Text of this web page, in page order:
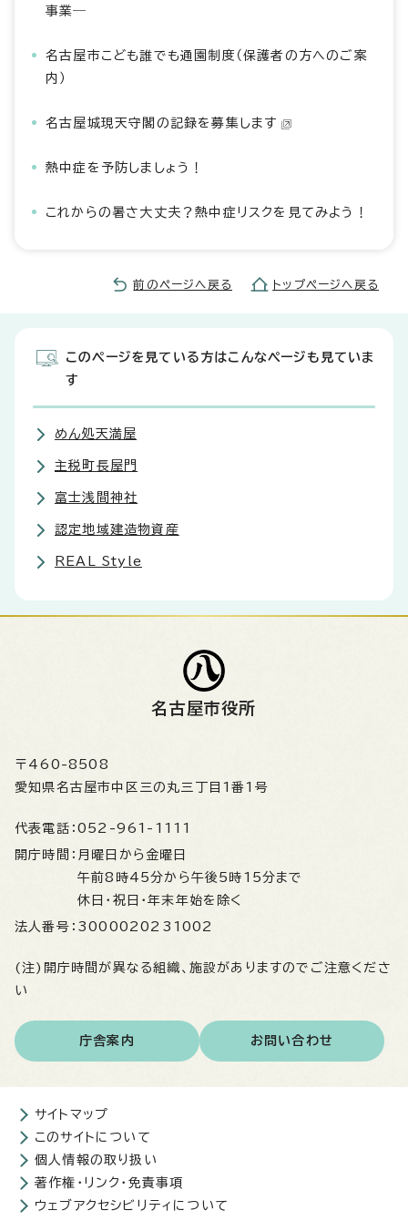
事業―
名古屋市こども誰でも通園制度（保護者の方へのご案
内）
名古屋城現天守閣の記録を募集します
熱中症を予防しましょう！
これからの暑さ大丈夫？熱中症リスクを見てみよう！
前のページへ戻る トップページへ戻る
このページを見ている方はこんなページも見ていま
す
めん処天満屋
主税町長屋門
富士浅間神社
認定地域建造物資産
REAL Style
名古屋市役所
〒460-8508
愛知県名古屋市中区三の丸三丁目1番1号
代表電話： 052-961-1111
開庁時間： 月曜日から金曜日
午前8時45分から午後5時15分まで
休日・祝日・年末年始を除く
法人番号： 3000020231002
(注)開庁時間が異なる組織、施設がありますのでご注意くださ
い
庁舎案内 お問い合わせ
サイトマップ
このサイトについて
個人情報の取り扱い
著作権・リンク・免責事項
ウェブアクセシビリティについて